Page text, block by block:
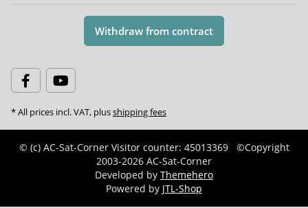
Withdraw from contract
* All prices incl. VAT, plusshipping fees
© (c) AC-Sat-CornerVisitor counter: 45013369
©Copyright
2003-2026 AC-Sat-Corner
Developed by Themehero
Powered by JTL-Shop